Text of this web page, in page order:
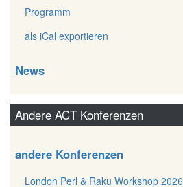
Programm
als iCal exportieren
News
Andere ACT Konferenzen
andere Konferenzen
London Perl & Raku Workshop 2026